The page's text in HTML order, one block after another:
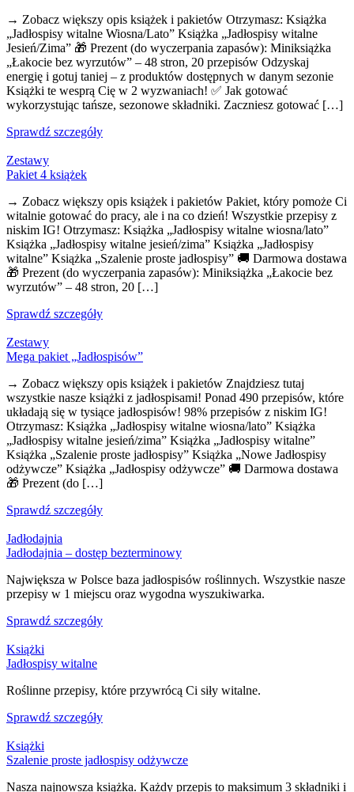
→ Zobacz większy opis książek i pakietów Otrzymasz: Książka
„Jadłospisy witalne Wiosna/Lato” Książka „Jadłospisy witalne
Jesień/Zima” 🎁 Prezent (do wyczerpania zapasów): Miniksiążka
„Łakocie bez wyrzutów” – 48 stron, 20 przepisów Odzyskaj
energię i gotuj taniej – z produktów dostępnych w danym sezonie
Książki te wesprą Cię w 2 wyzwaniach! ✅ Jak gotować
wykorzystując tańsze, sezonowe składniki. Zaczniesz gotować […]
Sprawdź szczegóły
Zestawy
Pakiet 4 książek
→ Zobacz większy opis książek i pakietów Pakiet, który pomoże Ci
witalnie gotować do pracy, ale i na co dzień! Wszystkie przepisy z
niskim IG! Otrzymasz: Książka „Jadłospisy witalne wiosna/lato”
Książka „Jadłospisy witalne jesień/zima” Książka „Jadłospisy
witalne” Książka „Szalenie proste jadłospisy” 🚚 Darmowa dostawa
🎁 Prezent (do wyczerpania zapasów): Miniksiążka „Łakocie bez
wyrzutów” – 48 stron, 20 […]
Sprawdź szczegóły
Zestawy
Mega pakiet „Jadłospisów”
→ Zobacz większy opis książek i pakietów Znajdziesz tutaj
wszystkie nasze książki z jadłospisami! Ponad 490 przepisów, które
układają się w tysiące jadłospisów! 98% przepisów z niskim IG!
Otrzymasz: Książka „Jadłospisy witalne wiosna/lato” Książka
„Jadłospisy witalne jesień/zima” Książka „Jadłospisy witalne”
Książka „Szalenie proste jadłospisy” Książka „Nowe Jadłospisy
odżywcze” Książka „Jadłospisy odżywcze” 🚚 Darmowa dostawa
🎁 Prezent (do […]
Sprawdź szczegóły
Jadłodajnia
Jadłodajnia – dostęp bezterminowy
Największa w Polsce baza jadłospisów roślinnych. Wszystkie nasze
przepisy w 1 miejscu oraz wygodna wyszukiwarka.
Sprawdź szczegóły
Książki
Jadłospisy witalne
Roślinne przepisy, które przywrócą Ci siły witalne.
Sprawdź szczegóły
Książki
Szalenie proste jadłospisy odżywcze
Nasza najnowsza książka. Każdy przepis to maksimum 3 składniki i